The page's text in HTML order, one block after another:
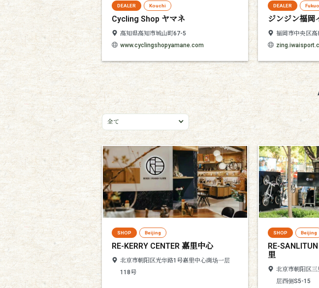
DEALER Kouchi
Cycling Shop ヤマネ
高知県高知市城山町67-5
www.cyclingshopyamane.com
DEALER
ジンジン福岡
福岡市中央区
全て
SHOP Beijing
RE-KERRY CENTER 嘉里中心
北京市朝阳区光华路1号嘉里中心商场一层
118号
SHOP Beijing
RE-
里
北京市朝阳区
层西侧S5-15